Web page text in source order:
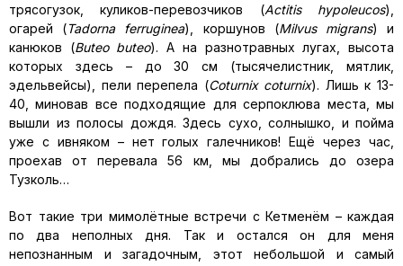
трясогузок, куликов-перевозчиков (Actitis hypoleucos),
огарей (Tadorna ferruginea), коршунов (Milvus migrans) и
канюков (Buteo buteo). А на разнотравных лугах, высота
которых здесь – до 30 см (тысячелистник, мятлик,
эдельвейсы), пели перепела (Coturnix coturnix). Лишь к 13-
40, миновав все подходящие для серпоклюва места, мы
вышли из полосы дождя. Здесь сухо, солнышко, и пойма
уже с ивняком – нет голых галечников! Ещё через час,
проехав от перевала 56 км, мы добрались до озера
Тузколь…
Вот такие три мимолётные встречи с Кетменём – каждая
по два неполных дня. Так и остался он для меня
непознанным и загадочным, этот небольшой и самый